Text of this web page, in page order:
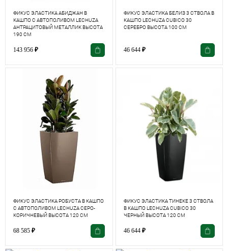
ФИКУС ЭЛАСТИКА АБИДЖАН В
КАШПО С АВТОПОЛИВОМ LECHUZA
АНТРАЦИТОВЫЙ МЕТАЛЛИК ВЫСОТА
190 СМ
143 956 ₽
ФИКУС ЭЛАСТИКА БЕЛИЗ 3 СТВОЛА В
КАШПО LECHUZA CUBICO 30
СЕРЕБРО ВЫСОТА 100 СМ
46 644 ₽
ФИКУС ЭЛАСТИКА РОБУСТА В КАШПО
С АВТОПОЛИВОМ LECHUZA СЕРО-
КОРИЧНЕВЫЙ ВЫСОТА 120 СМ
68 585 ₽
ФИКУС ЭЛАСТИКА ТИНЕКЕ 3 СТВОЛА
В КАШПО LECHUZA CUBICO 30
ЧЕРНЫЙ ВЫСОТА 120 СМ
46 644 ₽